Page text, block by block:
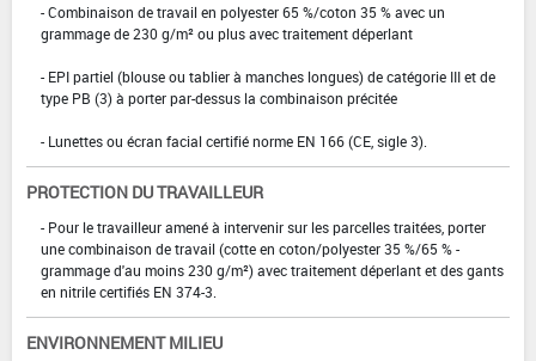
- Combinaison de travail en polyester 65 %/coton 35 % avec un
grammage de 230 g/m² ou plus avec traitement déperlant
- EPI partiel (blouse ou tablier à manches longues) de catégorie III et de
type PB (3) à porter par-dessus la combinaison précitée
- Lunettes ou écran facial certifié norme EN 166 (CE, sigle 3).
PROTECTION DU TRAVAILLEUR
- Pour le travailleur amené à intervenir sur les parcelles traitées, porter
une combinaison de travail (cotte en coton/polyester 35 %/65 % -
grammage d'au moins 230 g/m²) avec traitement déperlant et des gants
en nitrile certifiés EN 374-3.
ENVIRONNEMENT MILIEU